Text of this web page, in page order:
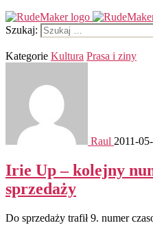
Szukaj:
Kategorie Kultura Prasa i ziny
Raul 2011-
Irie Up – kolejny
sprzedaży
Do sprzedaży trafił 9. numer